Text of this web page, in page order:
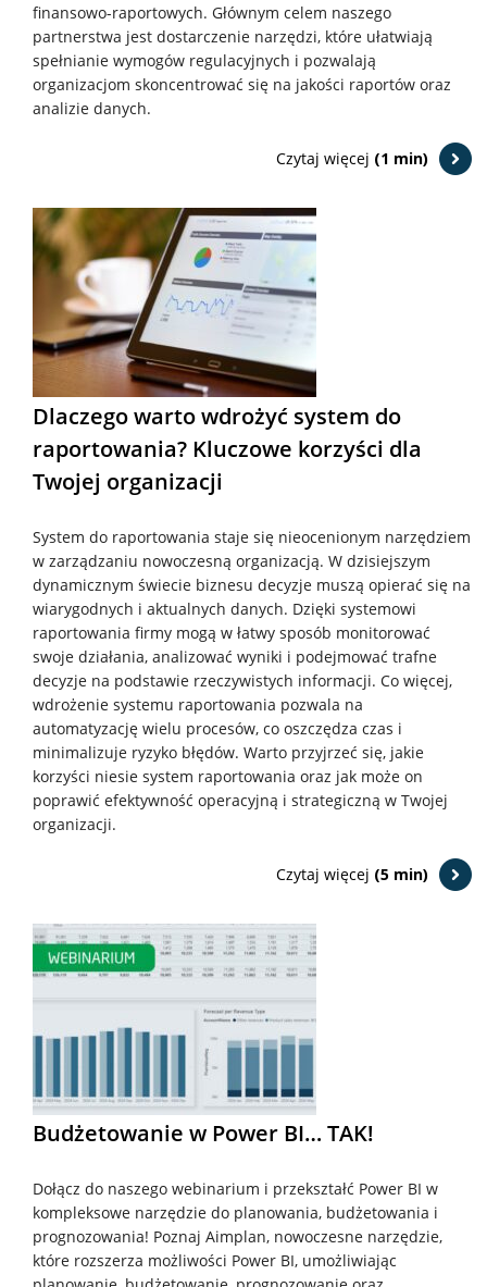
finansowo-raportowych. Głównym celem naszego
partnerstwa jest dostarczenie narzędzi, które ułatwiają
spełnianie wymogów regulacyjnych i pozwalają
organizacjom skoncentrować się na jakości raportów oraz
analizie danych.
Czytaj więcej (1 min)
Dlaczego warto wdrożyć system do
raportowania? Kluczowe korzyści dla
Twojej organizacji
System do raportowania staje się nieocenionym narzędziem
w zarządzaniu nowoczesną organizacją. W dzisiejszym
dynamicznym świecie biznesu decyzje muszą opierać się na
wiarygodnych i aktualnych danych. Dzięki systemowi
raportowania firmy mogą w łatwy sposób monitorować
swoje działania, analizować wyniki i podejmować trafne
decyzje na podstawie rzeczywistych informacji. Co więcej,
wdrożenie systemu raportowania pozwala na
automatyzację wielu procesów, co oszczędza czas i
minimalizuje ryzyko błędów. Warto przyjrzeć się, jakie
korzyści niesie system raportowania oraz jak może on
poprawić efektywność operacyjną i strategiczną w Twojej
organizacji.
Czytaj więcej (5 min)
Budżetowanie w Power BI… TAK!
Dołącz do naszego webinarium i przekształć Power BI w
kompleksowe narzędzie do planowania, budżetowania i
prognozowania! Poznaj Aimplan, nowoczesne narzędzie,
które rozszerza możliwości Power BI, umożliwiając